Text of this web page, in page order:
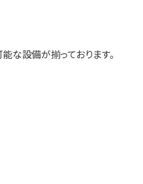
な設備が揃っております。